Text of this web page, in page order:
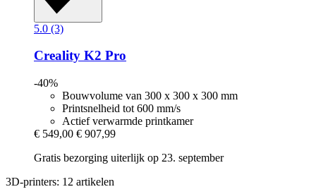
5.0 (3)
Creality K2 Pro
-40%
Bouwvolume van 300 x 300 x 300 mm
Printsnelheid tot 600 mm/s
Actief verwarmde printkamer
€ 549,00 € 907,99
Gratis bezorging uiterlijk op 23. september
3D-printers: 12 artikelen